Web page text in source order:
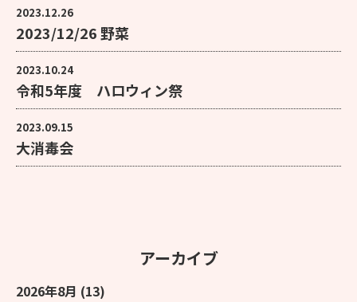
2023.12.26
2023/12/26 野菜
2023.10.24
令和5年度 ハロウィン祭
2023.09.15
大消毒会
アーカイブ
2026年8月 (13)